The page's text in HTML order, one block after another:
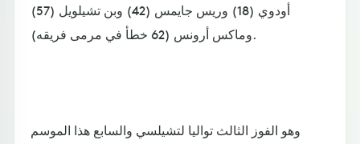
أودوي (18) وريس جايمس (42) وبن تشيلويل (57)
وماكس أرونس (62 خطأ في مرمى فريقه).
وهو الفوز الثالث تواليا لتشيلسي والسابع هذا الموسم